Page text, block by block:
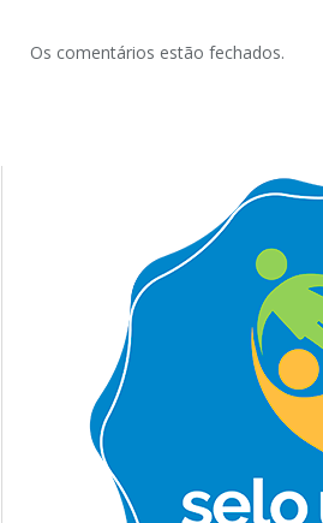
Os comentários estão fechados.